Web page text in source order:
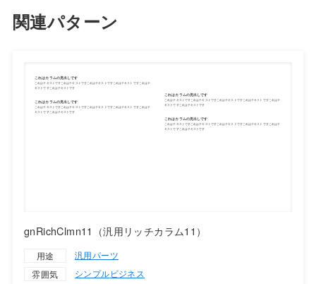
関連パターン
gnRichClmn11（汎用リッチカラム11）
用途
汎用パーツ
雰囲気
シンプルビジネス